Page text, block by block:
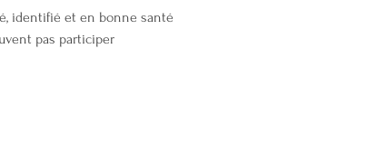
identifié et en bonne santé
pas participer